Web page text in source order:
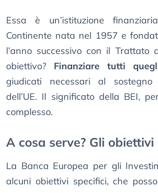
Essa è un’istituzione
Continente nata nel 1957 e
l’anno successivo con il Trattato
obiettivo? Finanziare tutti
giudicati necessari al
dell’UE. Il significato della BEI,
complesso.
A cosa serve? Gli obiettivi
La Banca Europea per gli
alcuni obiettivi specifici, che